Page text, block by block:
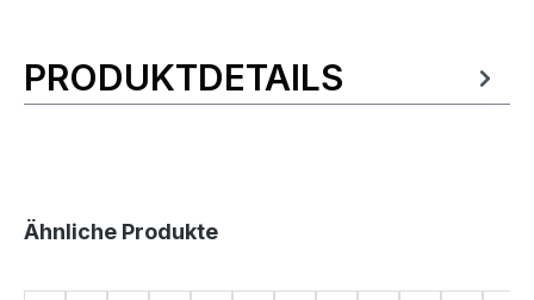
Produktinformationen
PRODUKTDETAILS
Produktgalerie überspringen
Ähnliche Produkte